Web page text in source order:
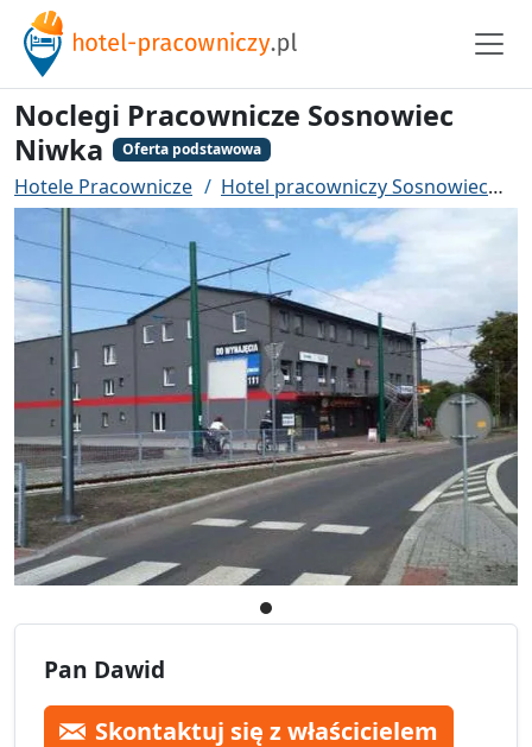
Noclegi Pracownicze Sosnowiec
Niwka
Oferta podstawowa
Hotele Pracownicze Hotel pracowniczy Sosnowiec
Pan Dawid
Skontaktuj się z właścicielem